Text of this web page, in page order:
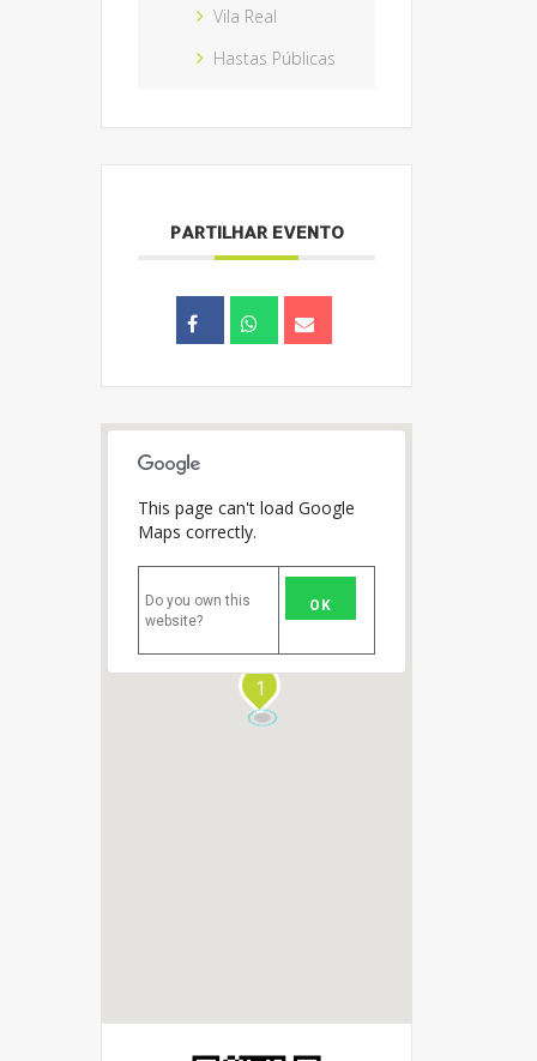
Vila Real
Hastas Públicas
PARTILHAR EVENTO
1
This page can't load Google
Maps correctly.
Do you own this
website?
OK